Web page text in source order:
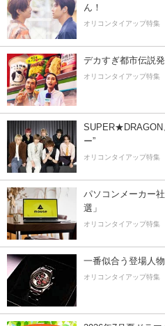
ん！
オリコンタイアップ特集
デカすぎ都市伝説
オリコンタイアップ特集
SUPER★DRAGON
ー”
オリコンタイアップ特集
パソコンメーカー
選」
オリコンタイアップ特集
一番似合う登場人
オリコンタイアップ特集